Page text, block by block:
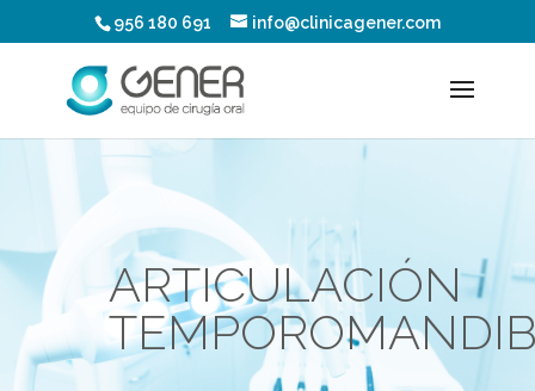
956 180 691 info@clinicagener.com
ARTICULACIÓN